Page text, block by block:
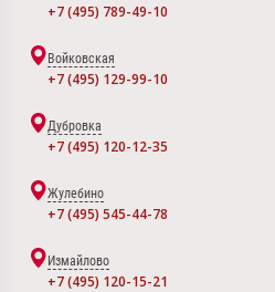
+7 (495) 789-49-10
Войковская
+7 (495) 129-99-10
Дубровка
+7 (495) 120-12-35
Жулебино
+7 (495) 545-44-78
Измайлово
+7 (495) 120-15-21